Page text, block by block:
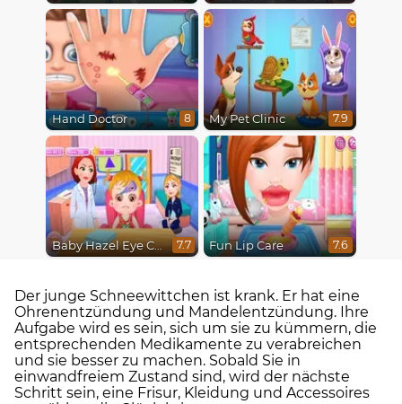
Hand Doctor 8 My Pet Clinic 7.9
Baby Hazel Eye Care 7.7 Fun Lip Care 7.6
Der junge Schneewittchen ist krank. Er hat eine
Ohrenentzündung und Mandelentzündung. Ihre
Aufgabe wird es sein, sich um sie zu kümmern, die
entsprechenden Medikamente zu verabreichen
und sie besser zu machen. Sobald Sie in
einwandfreiem Zustand sind, wird der nächste
Schritt sein, eine Frisur, Kleidung und Accessoires